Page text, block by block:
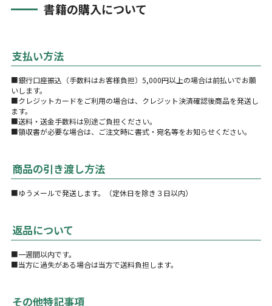
書籍の購入について
支払い方法
■銀行口座振込（手数料はお客様負担）5,000円以上の場合は前払いでお願
いします。
■クレジットカードをご利用の場合は、クレジット決済確認後商品を発送し
ます。
■送料・送金手数料は別途ご負担ください。
■領収書が必要な場合は、ご注文時に書式・宛名等をお知らせください。
商品の引き渡し方法
■ゆうメールで発送します。（定休日を除き３日以内）
返品について
■一週間以内です。
■当方に過失がある場合は当方で送料負担します。
その他特記事項